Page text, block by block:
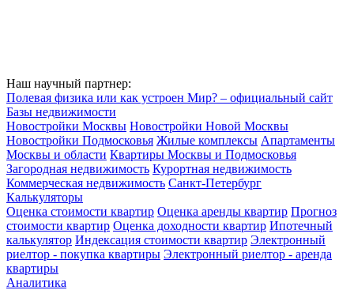
Наш научный партнер:
Полевая физика или как устроен Мир? – официальный сайт
Базы недвижимости
Новостройки Москвы Новостройки Новой Москвы
Новостройки Подмосковья Жилые комплексы Апартаменты
Москвы и области Квартиры Москвы и Подмосковья
Загородная недвижимость Курортная недвижимость
Коммерческая недвижимость Санкт-Петербург
Калькуляторы
Оценка стоимости квартир Оценка аренды квартир Прогноз
стоимости квартир Оценка доходности квартир Ипотечный
калькулятор Индексация стоимости квартир Электронный
риелтор - покупка квартиры Электронный риелтор - аренда
квартиры
Аналитика